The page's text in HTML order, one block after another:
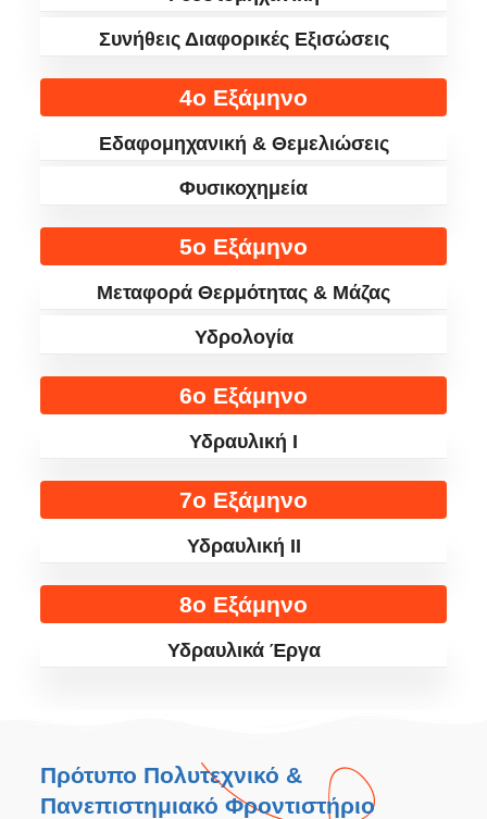
Συνήθεις Διαφορικές Εξισώσεις
4ο Εξάμηνο
Εδαφομηχανική & Θεμελιώσεις
Φυσικοχημεία
5ο Εξάμηνο
Μεταφορά Θερμότητας & Μάζας
Υδρολογία
6ο Εξάμηνο
Υδραυλική Ι
7ο Εξάμηνο
Υδραυλική ΙI
8ο Εξάμηνο
Υδραυλικά Έργα
Πρότυπο Πολυτεχνικό &
Πανεπιστημιακό Φροντιστήριο